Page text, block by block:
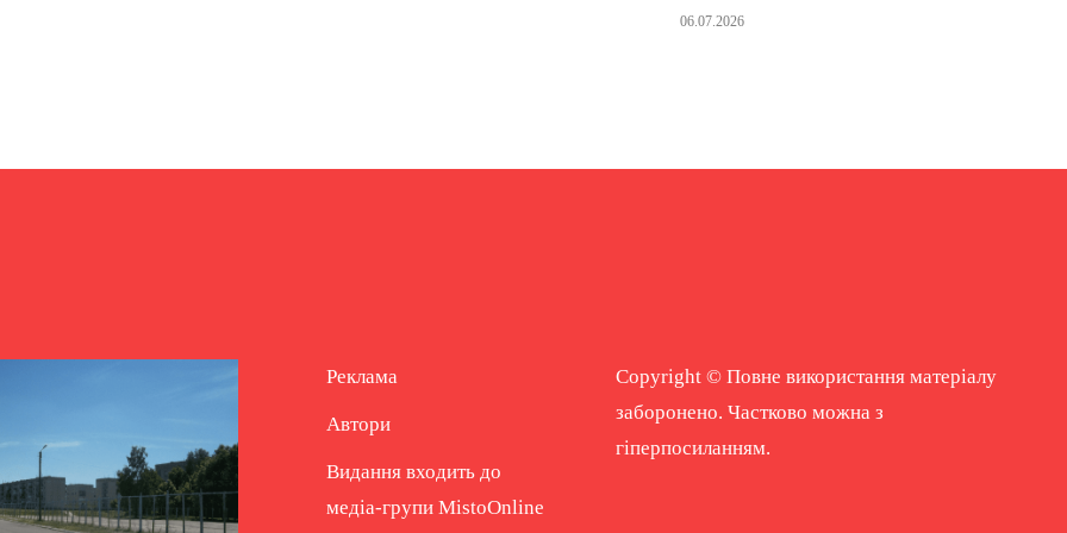
06.07.2026
Реклама
Автори
Видання входить до
медіа-групи MistoOnline
Copyright © Повне використання матеріалу
заборонено. Частково можна з
гіперпосиланням.